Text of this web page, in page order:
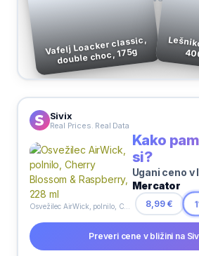
Vafelj Loacker classic,
double choc, 175g
Sivix
Real Prices. Real Data
Kako
si?
Ugani ceno v
Mercator
8,99 €
Preveri cene v bližini na